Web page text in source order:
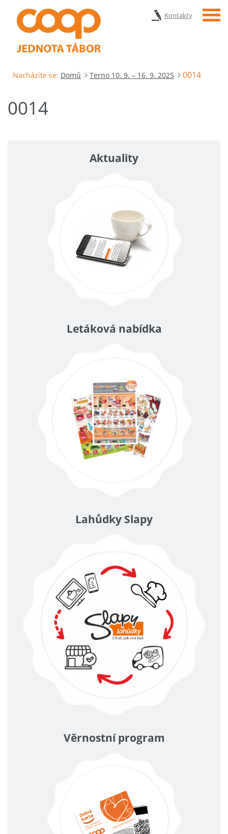
Kontakty Menu
Nacházíte se: Domů Terno 10. 9. – 16. 9. 2025 0014
0014
Aktuality
Letáková nabídka
Lahůdky Slapy
Věrnostní program